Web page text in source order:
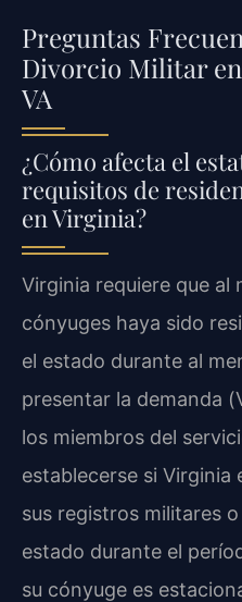
Preguntas
Divorcio Militar
VA
¿Cómo afecta el
requisitos de
en Virginia?
Virginia requiere que al
cónyuges haya sido
el estado durante al
presentar la demanda (
los miembros del
establecerse si Virginia
sus registros militares
estado durante el
su cónyuge es